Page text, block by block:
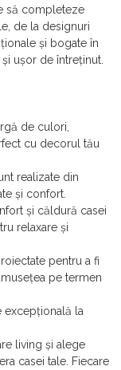
să completeze
de la designuri
și bogate în
ușor de întreținut.
de culori,
cu decorul tău
realizate din
și confort.
și căldură casei
relaxare și
pentru a fi
pe termen
excepțională la
living și alege
casei tale. Fiecare